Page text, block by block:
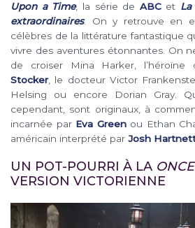
Upon a Time, la série de ABCet
extraordinaires. On y retrouve en
célèbres de la littérature fantastique
vivre des aventures étonnantes. On
de croiser Mina Harker, l’héroïne
Stocker, le docteur Victor
Helsing ou encore Dorian Gray.
cependant, sont originaux, à
incarnée par Eva Greenou Ethan
américain interprété par Josh
UN POT-POURRI À LA
VERSION VICTORIENNE